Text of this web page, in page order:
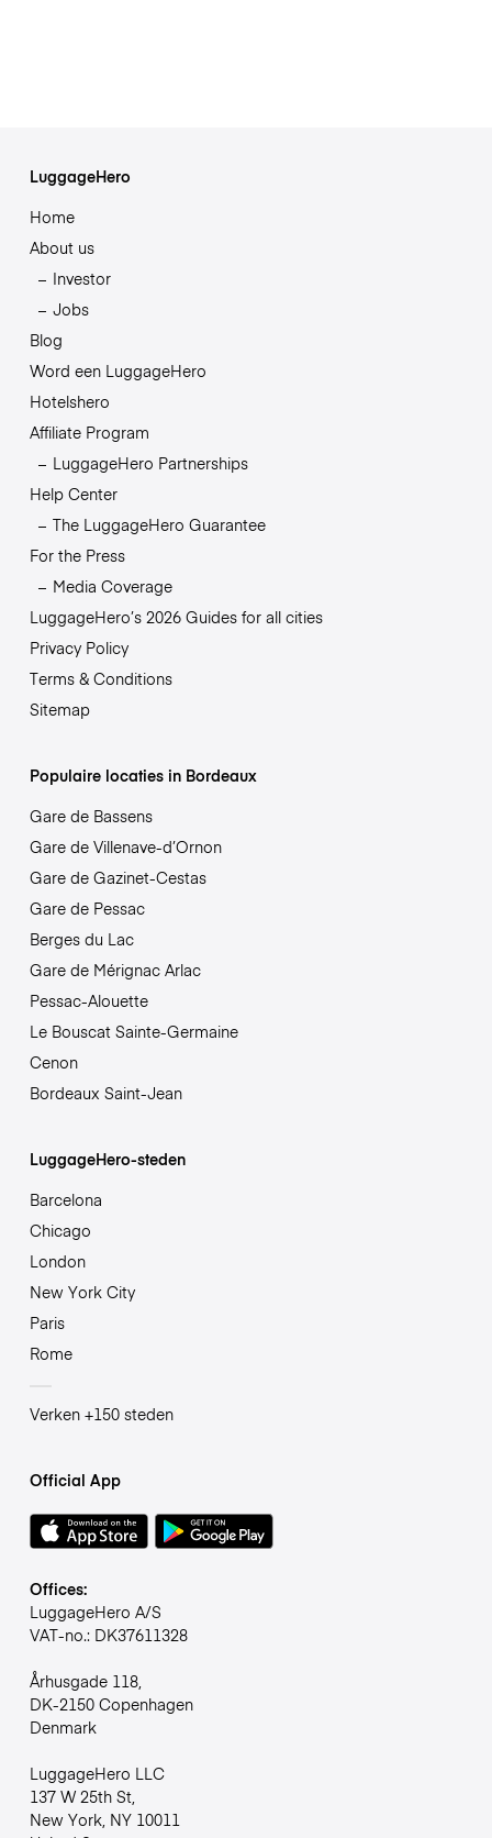
LuggageHero
Home
About us
Investor
Jobs
Blog
Word een LuggageHero
Hotelshero
Affiliate Program
LuggageHero Partnerships
Help Center
The LuggageHero Guarantee
For the Press
Media Coverage
LuggageHero’s 2026 Guides for all cities
Privacy Policy
Terms & Conditions
Sitemap
Populaire locaties in Bordeaux
Gare de Bassens
Gare de Villenave-d’Ornon
Gare de Gazinet-Cestas
Gare de Pessac
Berges du Lac
Gare de Mérignac Arlac
Pessac-Alouette
Le Bouscat Sainte-Germaine
Cenon
Bordeaux Saint-Jean
LuggageHero-steden
Barcelona
Chicago
London
New York City
Paris
Rome
Verken +150 steden
Official App
Offices:
LuggageHero A/S
VAT-no.: DK37611328
Århusgade 118,
DK-2150 Copenhagen
Denmark
LuggageHero LLC
137 W 25th St,
New York, NY 10011